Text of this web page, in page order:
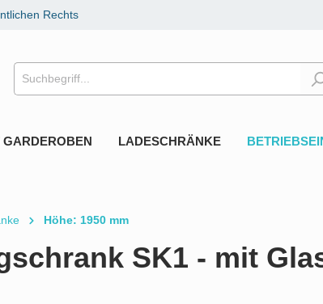
Rechts
GARDEROBEN LADESCHRÄNKE
Höhe: 1950 mm
SK1 - mit